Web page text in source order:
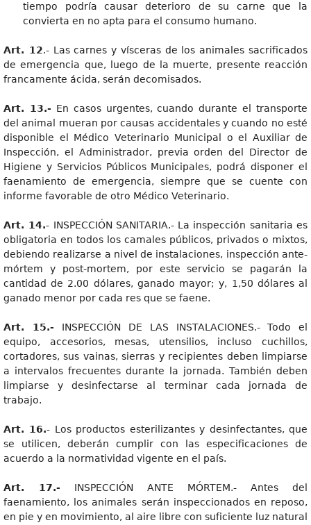
tiempo podría causar deterioro de su carne que la
convierta en no apta para el consumo humano.
Art. 12.- Las carnes y vísceras de los animales sacrificados
de emergencia que, luego de la muerte, presente reacción
francamente ácida, serán decomisados.
Art. 13.- En casos urgentes, cuando durante el transporte
del animal mueran por causas accidentales y cuando no esté
disponible el Médico Veterinario Municipal o el Auxiliar de
Inspección, el Administrador, previa orden del Director de
Higiene y Servicios Públicos Municipales, podrá disponer el
faenamiento de emergencia, siempre que se cuente con
informe favorable de otro Médico Veterinario.
Art. 14.- INSPECCIÓN SANITARIA.- La inspección sanitaria es
obligatoria en todos los camales públicos, privados o mixtos,
debiendo realizarse a nivel de instalaciones, inspección ante-
mórtem y post-mortem, por este servicio se pagarán la
cantidad de 2.00 dólares, ganado mayor; y, 1,50 dólares al
ganado menor por cada res que se faene.
Art. 15.- INSPECCIÓN DE LAS INSTALACIONES.- Todo el
equipo, accesorios, mesas, utensilios, incluso cuchillos,
cortadores, sus vainas, sierras y recipientes deben limpiarse
a intervalos frecuentes durante la jornada. También deben
limpiarse y desinfectarse al terminar cada jornada de
trabajo.
Art. 16.- Los productos esterilizantes y desinfectantes, que
se utilicen, deberán cumplir con las especificaciones de
acuerdo a la normatividad vigente en el país.
Art. 17.- INSPECCIÓN ANTE MÓRTEM.- Antes del
faenamiento, los animales serán inspeccionados en reposo,
en pie y en movimiento, al aire libre con suficiente luz natural